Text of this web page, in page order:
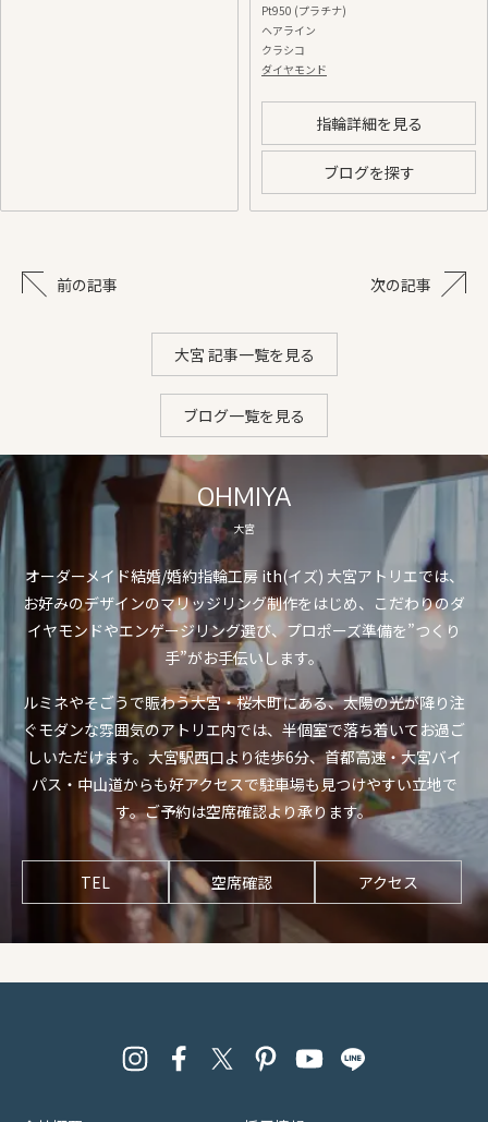
Pt950 (プラチナ)
ヘアライン
クラシコ
ダイヤモンド
指輪詳細を見る
ブログを探す
前の記事 次の記事
大宮 記事一覧を見る
ブログ一覧を見る
OHMIYA
大宮
オーダーメイド結婚/婚約指輪工房 ith(イズ) 大宮アトリエでは、
お好みのデザインのマリッジリング制作をはじめ、こだわりのダ
イヤモンドやエンゲージリング選び、プロポーズ準備を”つくり
手”がお手伝いします。
ルミネやそごうで賑わう大宮・桜木町にある、太陽の光が降り注
ぐモダンな雰囲気のアトリエ内では、半個室で落ち着いてお過ご
しいただけます。大宮駅西口より徒歩6分、首都高速・大宮バイ
パス・中山道からも好アクセスで駐車場も見つけやすい立地で
す。ご予約は空席確認より承ります。
TEL 空席確認 アクセス